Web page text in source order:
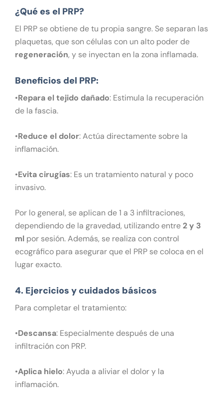
¿Qué es el PRP?
El PRP se obtiene de tu propia sangre. Se separan las
plaquetas, que son células con un alto poder de
regeneración, y se inyectan en la zona inflamada.
Beneficios del PRP:
•Repara el tejido dañado: Estimula la recuperación
de la fascia.
•Reduce el dolor: Actúa directamente sobre la
inflamación.
•Evita cirugías: Es un tratamiento natural y poco
invasivo.
Por lo general, se aplican de 1 a 3 infiltraciones,
dependiendo de la gravedad, utilizando entre2 y 3
ml por sesión. Además, se realiza con control
ecográfico para asegurar que el PRP se coloca en el
lugar exacto.
4. Ejercicios y cuidados básicos
Para completar el tratamiento:
•Descansa: Especialmente después de una
infiltración con PRP.
•Aplica hielo: Ayuda a aliviar el dolor y la
inflamación.